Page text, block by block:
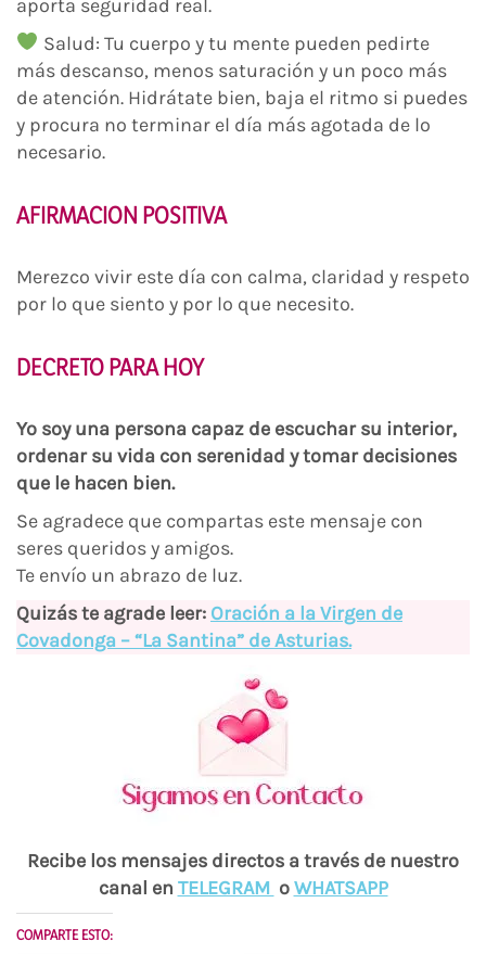
aporta seguridad real.
Salud: Tu cuerpo y tu mente pueden pedirte
más descanso, menos saturación y un poco más
de atención. Hidrátate bien, baja el ritmo si puedes
y procura no terminar el día más agotada de lo
necesario.
AFIRMACION POSITIVA
Merezco vivir este día con calma, claridad y respeto
por lo que siento y por lo que necesito.
DECRETO PARA HOY
Yo soy una persona capaz de escuchar su interior,
ordenar su vida con serenidad y tomar decisiones
que le hacen bien.
Se agradece que compartas este mensaje con
seres queridos y amigos.
Te envío un abrazo de luz.
Quizás te agrade leer: Oración a la Virgen de
Covadonga – “La Santina” de Asturias.
Recibe los mensajes directos a través de nuestro
canal en TELEGRAM oWHATSAPP
COMPARTE ESTO: